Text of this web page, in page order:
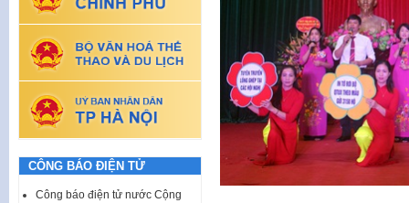
CÔNG BÁO ĐIỆN TỬ
Công báo điện tử nước Cộng